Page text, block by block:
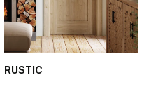
RUSTIC